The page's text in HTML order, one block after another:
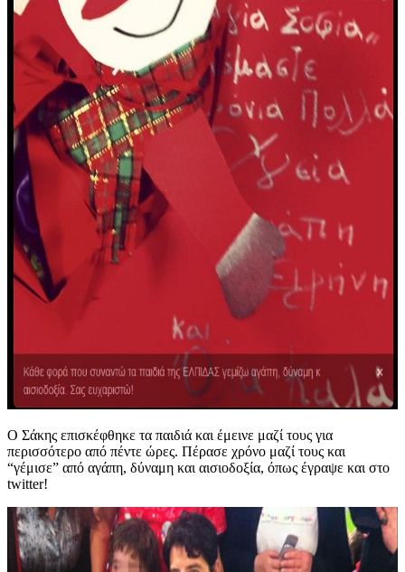
Ο Σάκης επισκέφθηκε τα παιδιά και έμεινε μαζί τους για
περισσότερο από πέντε ώρες. Πέρασε χρόνο μαζί τους και
“γέμισε” από αγάπη, δύναμη και αισιοδοξία, όπως έγραψε και στο
twitter!